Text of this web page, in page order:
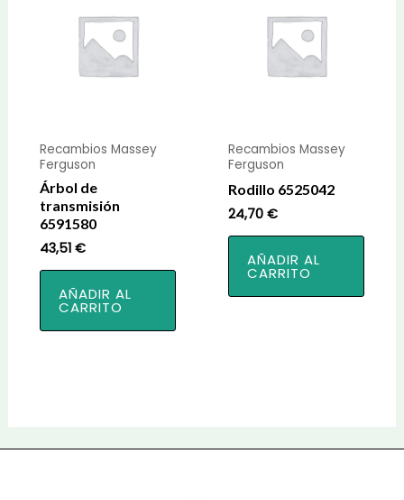
Recambios Massey
Ferguson
Árbol de
transmisión
6591580
43,51 €
AÑADIR AL
CARRITO
Recambios Massey
Ferguson
Rodillo 6525042
24,70€
AÑADIR AL
CARRITO